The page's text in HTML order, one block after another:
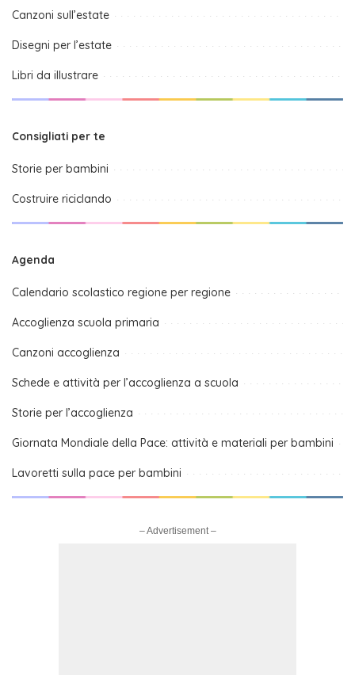
Canzoni sull’estate
Disegni per l’estate
Libri da illustrare
Consigliati per te
Storie per bambini
Costruire riciclando
Agenda
Calendario scolastico regione per regione
Accoglienza scuola primaria
Canzoni accoglienza
Schede e attività per l’accoglienza a scuola
Storie per l’accoglienza
Giornata Mondiale della Pace: attività e materiali per bambini
Lavoretti sulla pace per bambini
– Advertisement –